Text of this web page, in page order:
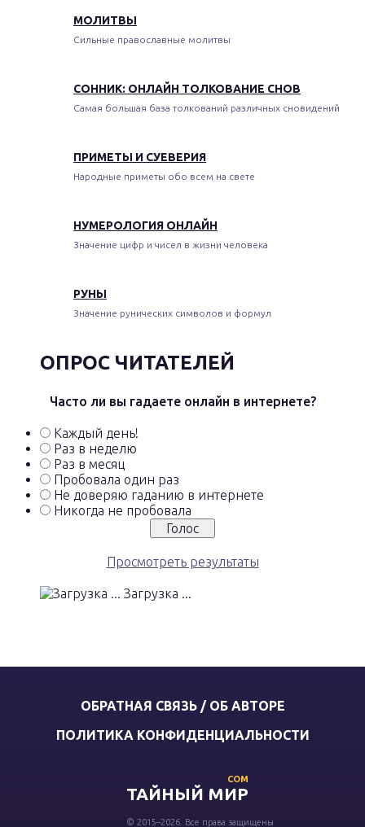
МОЛИТВЫ
Сильные православные молитвы
СОННИК: ОНЛАЙН ТОЛКОВАНИЕ СНОВ
Самая большая база толкований различных сновидений
ПРИМЕТЫ И СУЕВЕРИЯ
Народные приметы обо всем на свете
НУМЕРОЛОГИЯ ОНЛАЙН
Значение цифр и чисел в жизни человека
РУНЫ
Значение рунических символов и формул
ОПРОС ЧИТАТЕЛЕЙ
Часто ли вы гадаете онлайн в интернете?
Каждый день!
Раз в неделю
Раз в месяц
Пробовала один раз
Не доверяю гаданию в интернете
Никогда не пробовала
Просмотреть результаты
Загрузка ...
ОБРАТНАЯ СВЯЗЬ / ОБ АВТОРЕ
ПОЛИТИКА КОНФИДЕНЦИАЛЬНОСТИ
ТАЙНЫЙ МИР
COM
© 2015–2026. Все права защищены